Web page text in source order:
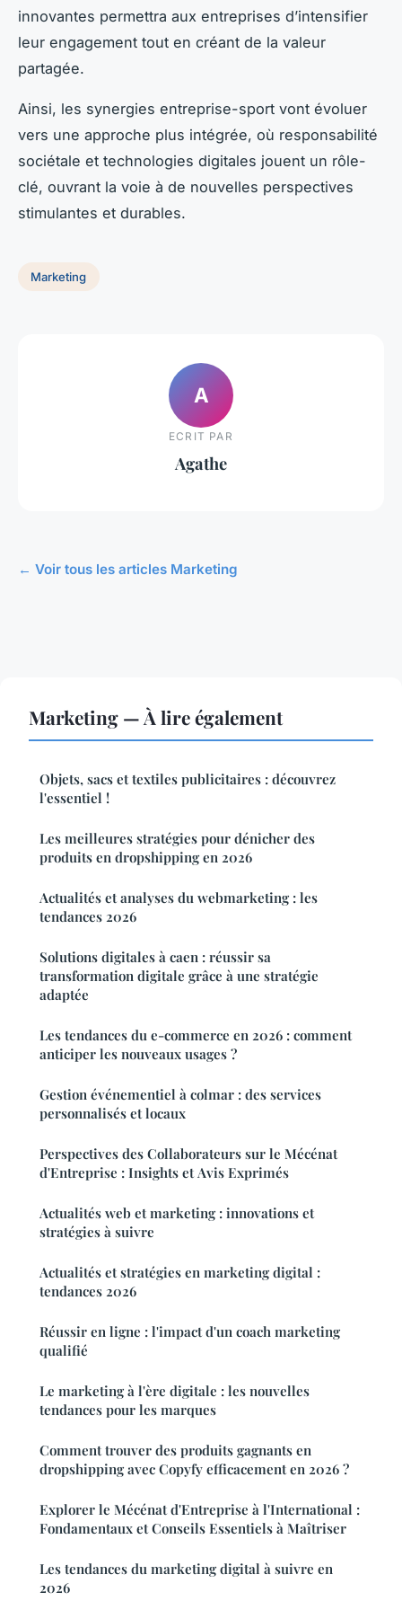
innovantes permettra aux entreprises d’intensifier
leur engagement tout en créant de la valeur
partagée.
Ainsi, les synergies entreprise-sport vont évoluer
vers une approche plus intégrée, où responsabilité
sociétale et technologies digitales jouent un rôle-
clé, ouvrant la voie à de nouvelles perspectives
stimulantes et durables.
Marketing
A
ECRIT PAR
Agathe
← Voir tous les articles Marketing
Marketing — À lire également
Objets, sacs et textiles publicitaires : découvrez
l'essentiel !
Les meilleures stratégies pour dénicher des
produits en dropshipping en 2026
Actualités et analyses du webmarketing : les
tendances 2026
Solutions digitales à caen : réussir sa
transformation digitale grâce à une stratégie
adaptée
Les tendances du e-commerce en 2026 : comment
anticiper les nouveaux usages ?
Gestion événementiel à colmar : des services
personnalisés et locaux
Perspectives des Collaborateurs sur le Mécénat
d'Entreprise : Insights et Avis Exprimés
Actualités web et marketing : innovations et
stratégies à suivre
Actualités et stratégies en marketing digital :
tendances 2026
Réussir en ligne : l'impact d'un coach marketing
qualifié
Le marketing à l'ère digitale : les nouvelles
tendances pour les marques
Comment trouver des produits gagnants en
dropshipping avec Copyfy efficacement en 2026 ?
Explorer le Mécénat d'Entreprise à l'International :
Fondamentaux et Conseils Essentiels à Maîtriser
Les tendances du marketing digital à suivre en
2026